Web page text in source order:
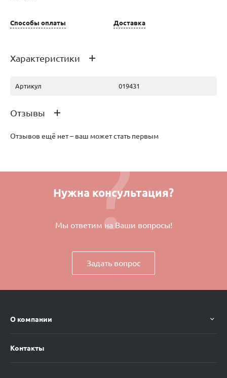
Способы оплаты Доставка
Характеристики
Артикул 019431
Отзывы
Отзывов ещё нет – ваш может стать первым
Нужна консультация?
Мы ответим на Ваши вопросы!
Задать вопрос
О компании
Контакты